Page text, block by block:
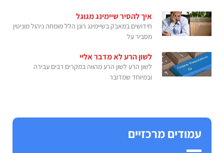
איך להסיר שיימינג מגוגל
חידושים במאבק בשיימינג רונן הלל מומחה ניהול מוניטין
מסביר על
לשון הרע לא מדבר אליי
לשון הרע לשון הרע מהווה במקרים רבים עבירה
ובמיוחד שמדובר
עמודים מרכזיים